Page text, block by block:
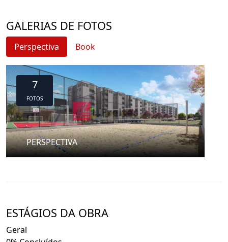
GALERIAS DE FOTOS
Perspectiva Book
PERSPECTIVA
7
FOTOS
ESTÁGIOS DA OBRA
Geral